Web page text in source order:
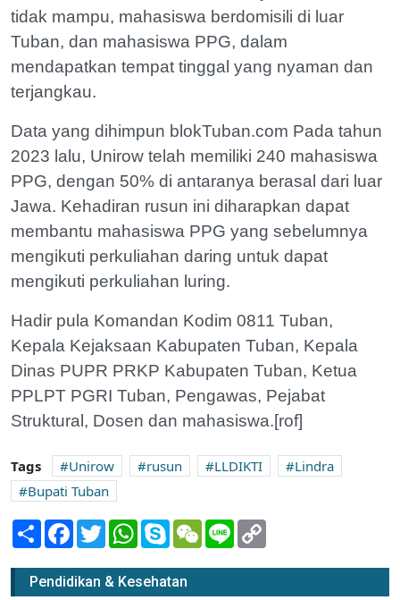
tidak mampu, mahasiswa berdomisili di luar
Tuban, dan mahasiswa PPG, dalam
mendapatkan tempat tinggal yang nyaman dan
terjangkau.
Data yang dihimpun blokTuban.com Pada tahun
2023 lalu, Unirow telah memiliki 240 mahasiswa
PPG, dengan 50% di antaranya berasal dari luar
Jawa. Kehadiran rusun ini diharapkan dapat
membantu mahasiswa PPG yang sebelumnya
mengikuti perkuliahan daring untuk dapat
mengikuti perkuliahan luring.
Hadir pula Komandan Kodim 0811 Tuban,
Kepala Kejaksaan Kabupaten Tuban, Kepala
Dinas PUPR PRKP Kabupaten Tuban, Ketua
PPLPT PGRI Tuban, Pengawas, Pejabat
Struktural, Dosen dan mahasiswa.[rof]
Tags Unirow rusun LLDIKTI
Lindra
Bupati Tuban
Share Facebook
TwitterWhatsApp
SkypeWeChatLine
Pendidikan & Kesehatan